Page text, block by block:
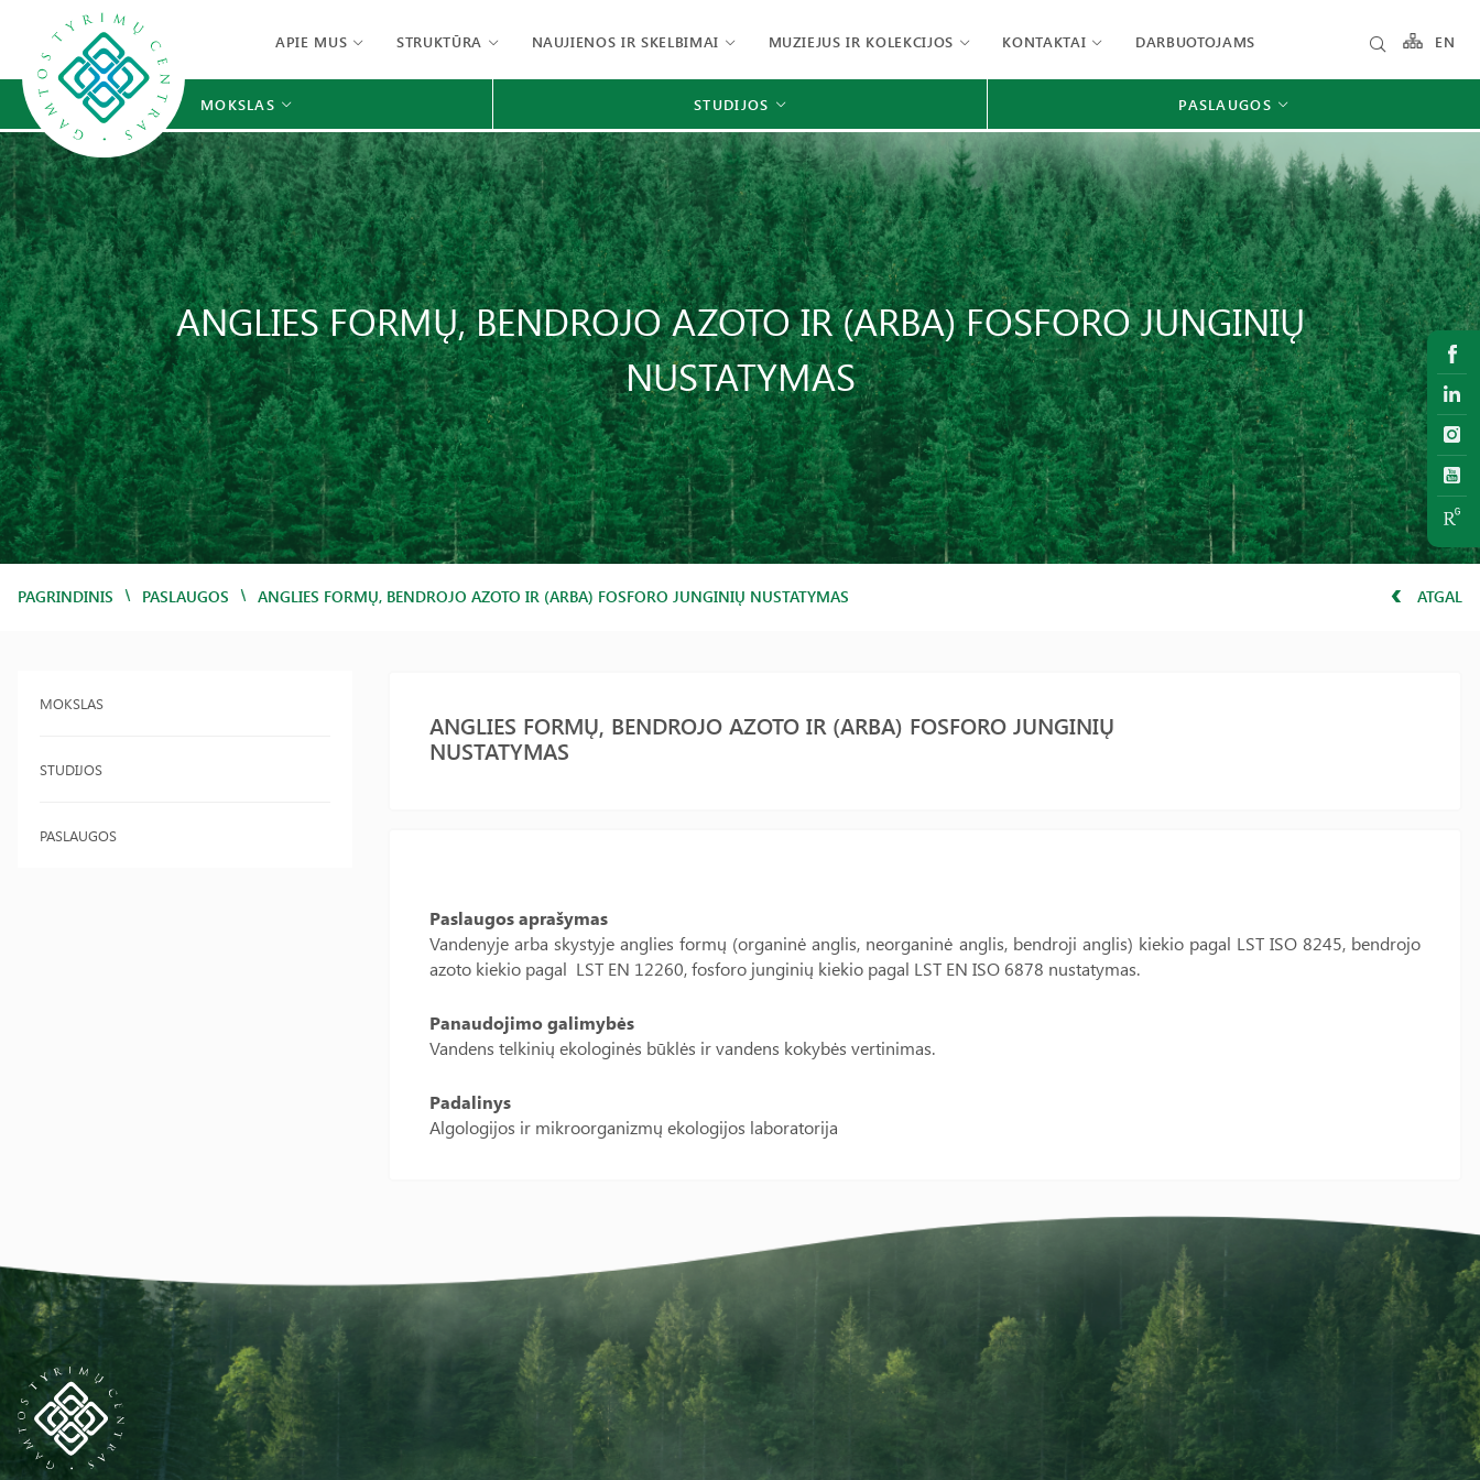
APIE MUS STRUKTŪRA NAUJIENOS IR SKELBIMAI MUZIEJUS IR KOLEKCIJOS KONTAKTAI DARBUOTOJAMS EN
MOKSLAS STUDIJOS PASLAUGOS
ANGLIES FORMŲ, BENDROJO AZOTO IR (ARBA) FOSFORO JUNGINIŲ
NUSTATYMAS
PAGRINDINIS / PASLAUGOS / ANGLIES FORMŲ, BENDROJO AZOTO IR (ARBA) FOSFORO JUNGINIŲ NUSTATYMAS ATGAL
MOKSLAS
STUDIJOS
PASLAUGOS
ANGLIES FORMŲ, BENDROJO AZOTO IR (ARBA) FOSFORO JUNGINIŲ
NUSTATYMAS
Paslaugos aprašymas
Vandenyje arba skystyje anglies formų (organinė anglis, neorganinė anglis, bendroji anglis) kiekio pagal LST ISO 8245, bendrojo
azoto kiekio pagal LST EN 12260, fosforo junginių kiekio pagal LST EN ISO 6878 nustatymas.
Panaudojimo galimybės
Vandens telkinių ekologinės būklės ir vandens kokybės vertinimas.
Padalinys
Algologijos ir mikroorganizmų ekologijos laboratorija